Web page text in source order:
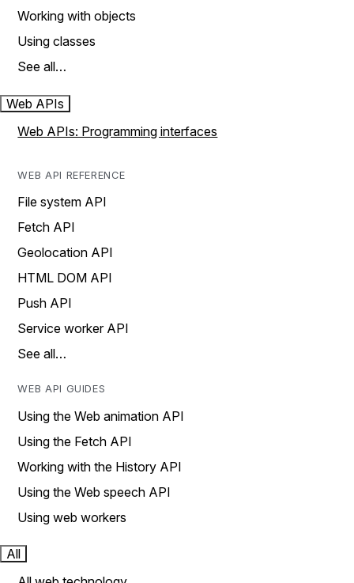
Working with objects
Using classes
See all…
Web APIs
Web APIs: Programming interfaces
WEB API REFERENCE
File system API
Fetch API
Geolocation API
HTML DOM API
Push API
Service worker API
See all…
WEB API GUIDES
Using the Web animation API
Using the Fetch API
Working with the History API
Using the Web speech API
Using web workers
All